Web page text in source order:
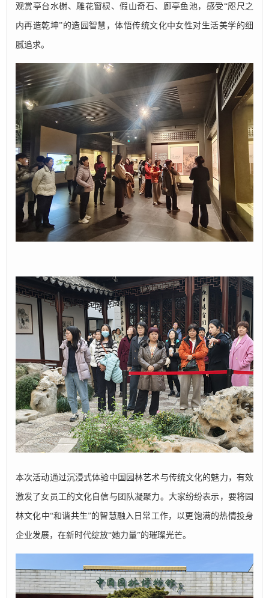
观赏亭台水榭、雕花窗棂、假山奇石、廊亭鱼池，感受“咫尺之
内再造乾坤”的造园智慧，体悟传统文化中女性对生活美学的细
腻追求。
本次活动通过沉浸式体验中国园林艺术与传统文化的魅力，有效
激发了女员工的文化自信与团队凝聚力。大家纷纷表示，要将园
林文化中“和谐共生”的智慧融入日常工作，以更饱满的热情投身
企业发展，在新时代绽放“她力量”的璀璨光芒。